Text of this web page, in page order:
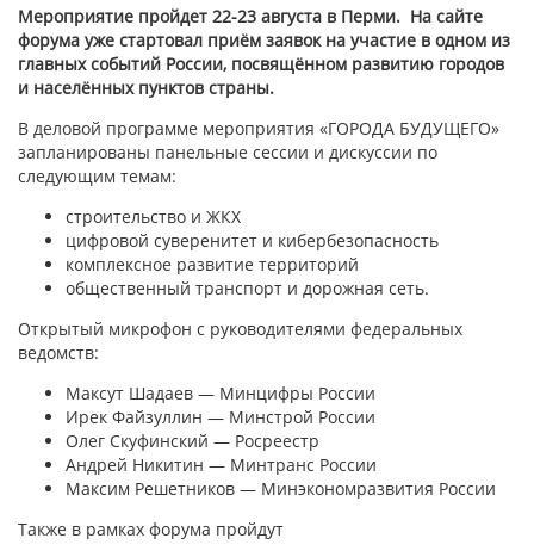
Мероприятие пройдет 22-23 августа в Перми. На сайте
форума уже стартовал приём заявок на участие в одном из
главных событий России, посвящённом развитию городов
и населённых пунктов страны.
В деловой программе мероприятия «ГОРОДА БУДУЩЕГО»
запланированы панельные сессии и дискуссии по
следующим темам:
строительство и ЖКХ
цифровой суверенитет и кибербезопасность
комплексное развитие территорий
общественный транспорт и дорожная сеть.
Открытый микрофон с руководителями федеральных
ведомств:
Максут Шадаев — Минцифры России
Ирек Файзуллин — Минстрой России
Олег Скуфинский — Росреестр
Андрей Никитин — Минтранс России
Максим Решетников — Минэкономразвития России
Также в рамках форума пройдут